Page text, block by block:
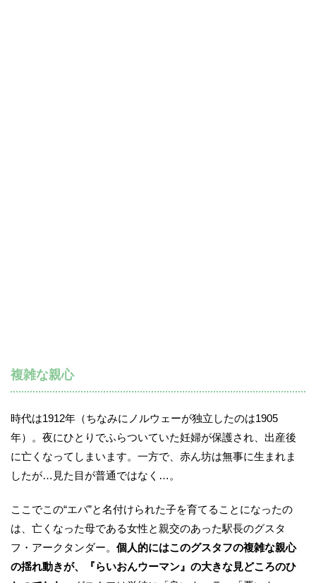
複雑な親心
時代は1912年（ちなみにノルウェーが独立したのは1905
年）。夜にひとりでふらついていた妊婦が保護され、出産後
に亡くなってしまいます。一方で、赤ん坊は無事に生まれま
したが…見た目が普通ではなく…。
ここでこの“エバ”と名付けられた子を育てることになったの
は、亡くなった母である女性と親交のあった駅長のグスタ
フ・アークタンダー。 個人的にはこのグスタフの複雑な親心
の揺れ動きが、『らいおんウーマン』の大きな見どころのひ